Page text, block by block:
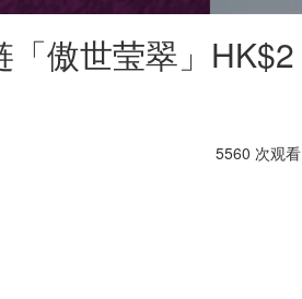
傲世莹翠」HK$2
5560 次观看